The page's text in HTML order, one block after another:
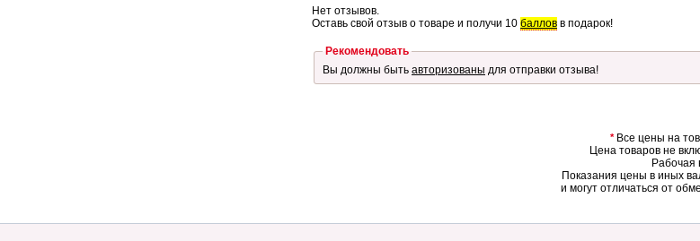
Нет отзывов.
Оставь свой отзыв о товаре и получи 10 баллов в подарок!
Рекомендовать
Вы должны быть авторизованы для отправки отзыва!
*Все цены на
Цена товаров не
Рабочая
Показания цены в иных
и могут отличаться от